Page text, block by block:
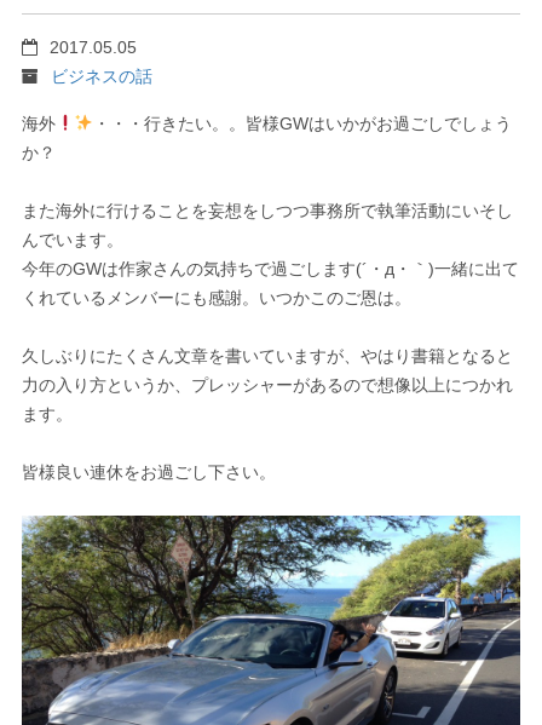
2017.05.05
ビジネスの話
海外
・・・行きたい。。皆様GWはいかがお過ごしでしょう
か？
また海外に行けることを妄想をしつつ事務所で執筆活動にいそし
んでいます。
今年のGWは作家さんの気持ちで過ごします(´・д・｀)一緒に出て
くれているメンバーにも感謝。いつかこのご恩は。
久しぶりにたくさん文章を書いていますが、やはり書籍となると
力の入り方というか、プレッシャーがあるので想像以上につかれ
ます。
皆様良い連休をお過ごし下さい。